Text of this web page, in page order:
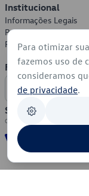
Institucional
Informações Legais
Política de Privacidade
Política de Cookies
Formas de
Segurança
Para otimizar
fazemos uso de
consideramos
de privacidade.